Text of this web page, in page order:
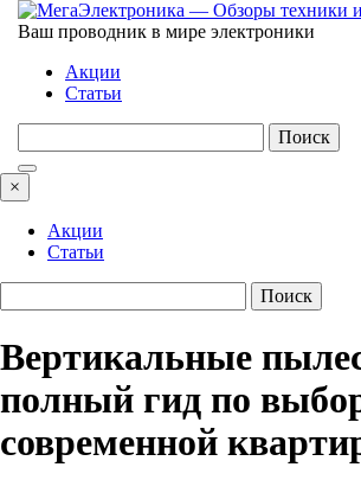
Ваш проводник в мире электроники
Акции
Статьи
×
Акции
Статьи
Вертикальные
полный гид по
современной